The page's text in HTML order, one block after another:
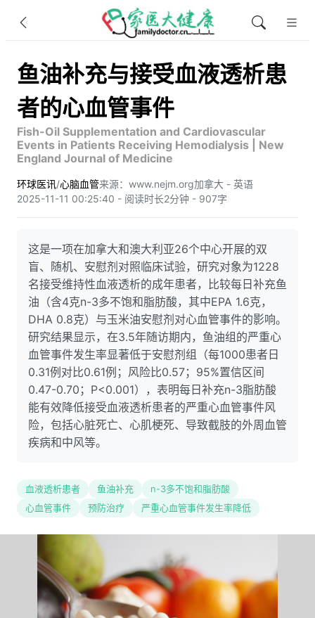
鱼油补充与接受血液透析患
者的心血管事件
Fish-Oil Supplementation and Cardiovascular
Events in Patients Receiving Hemodialysis | New
England Journal of Medicine
环球医讯/心脑血管来源：www.nejm.org加拿大 - 英语
2025-11-11 00:25:40 - 阅读时长2分钟 - 907字
这是一项在加拿大和澳大利亚26个中心开展的双
盲、随机、安慰剂对照临床试验，研究对象为1228
名接受维持性血液透析的成年患者，比较每日补充鱼
油（含4克n-3多不饱和脂肪酸，其中EPA 1.6克，
DHA 0.8克）与玉米油安慰剂对心血管事件的影响。
研究结果显示，在3.5年随访期内，鱼油组的严重心
血管事件发生率显著低于安慰剂组（每1000患者日
0.31例对比0.61例；风险比0.57；95%置信区间
0.47-0.70；P<0.001），表明每日补充n-3脂肪酸
能有效降低接受血液透析患者的严重心血管事件风
险，包括心脏死亡、心肌梗死、导致截肢的外周血管
疾病和中风等。
血液透析患者 鱼油补充
n-3多不饱和脂肪酸
心血管事件
预防治疗 严重心血管事件发生率降低